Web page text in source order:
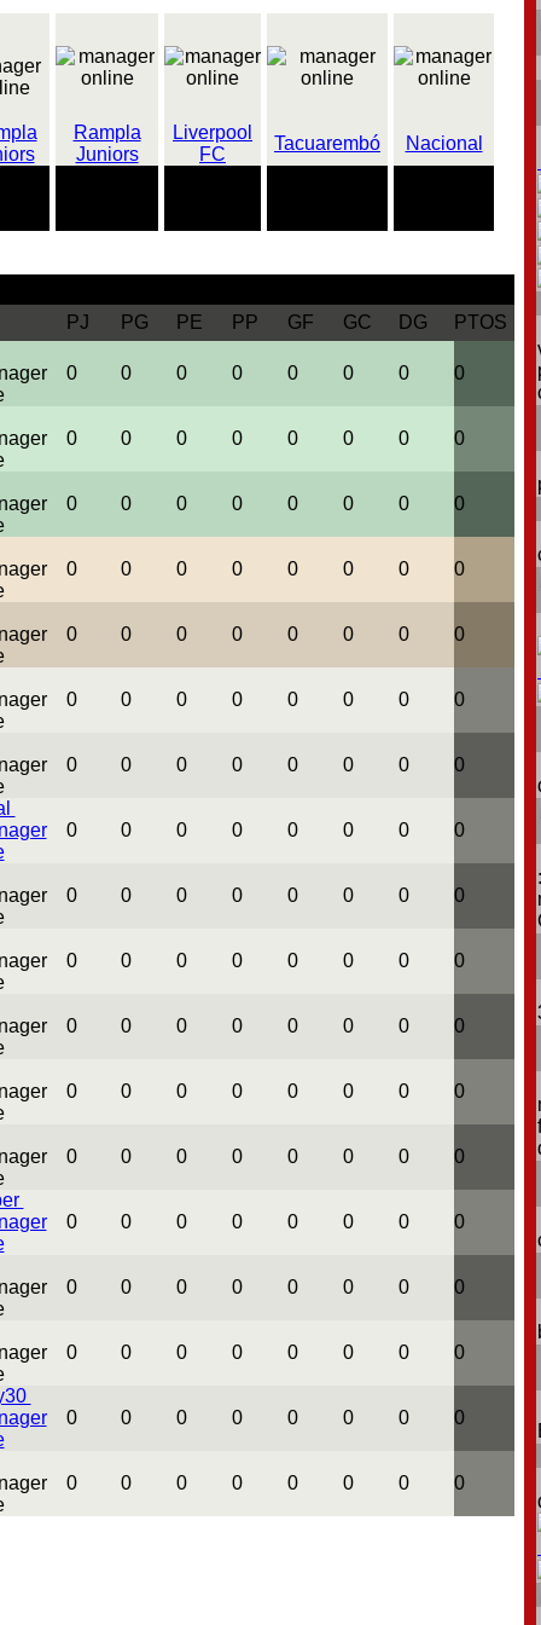
Rampla
Juniors
Liverpool
FC
Tacuarembó Nacional
PJ PG PE PP GF GC DG PTOS
0 0 0 0 0 0 0 0
0 0 0 0 0 0 0 0
0 0 0 0 0 0 0 0
0 0 0 0 0 0 0 0
0 0 0 0 0 0 0 0
0 0 0 0 0 0 0 0
0 0 0 0 0 0 0 0
0
0 0 0 0 0 0 0
0 0 0 0 0 0 0 0
0 0 0 0 0 0 0 0
0 0 0 0 0 0 0 0
0 0 0 0 0 0 0 0
0 0 0 0 0 0 0 0
0
0 0 0 0 0 0 0
0 0 0 0 0 0 0 0
0 0 0 0 0 0 0 0
0
0 0 0 0 0 0 0
0 0 0 0 0 0 0 0